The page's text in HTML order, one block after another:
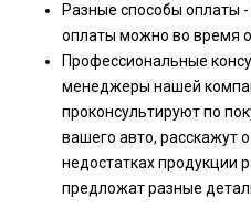
Разные способы оплаты
оплаты можно во время
Профессиональные
менеджеры нашей
проконсультируют по
вашего авто, расскажут
недостатках продукции
предложат разные